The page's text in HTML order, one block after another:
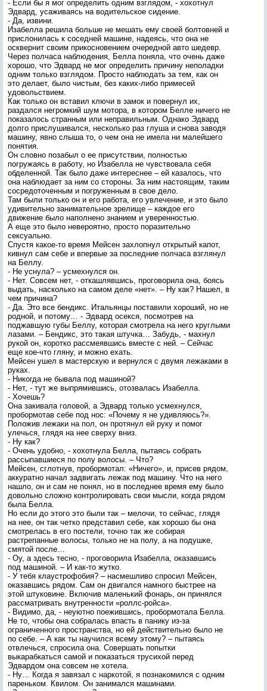
- Если бы я мог определить одним взглядом, - хохотнул
Эдвард, усаживаясь на водительское сидение.
- Да, извини.
Изабелла решила больше не мешать ему своей болтовней и
прислонилась к соседней машине, надеясь, что она не
осквернит своим прикосновением очередной авто шедевр.
Через полчаса наблюдения, Белла поняла, что очень даже
хорошо, что Эдвард не мог определить причину неполадки
одним только взглядом. Просто наблюдать за тем, как он
это делает, было чистым, без каких-либо примесей
удовольствием.
Как только он вставил ключи в замок и повернул их,
раздался негромкий шум мотора, в котором Белле ничего не
показалось странным или неправильным. Однако Эдвард
долго прислушивался, несколько раз глуша и снова заводя
машину, явно слыша то, о чем она не имела ни малейшего
понятия.
Он словно позабыл о ее присутствии, полностью
погружаясь в работу, но Изабелла не чувствовала себя
обделенной. Так было даже интереснее – ей казалось, что
она наблюдает за ним со стороны. За ним настоящим, таким
сосредоточенным и погруженным в свое дело.
Там были только он и его работа, его увлечение, и это было
удивительно занимательное зрелище – каждое его
движение было наполнено знанием и уверенностью.
А еще это было невероятно, просто поразительно
сексуально.
Спустя какое-то время Мейсен захлопнул открытый капот,
кивнул сам себе и впервые за последние полчаса взглянул
на Беллу.
- Не уснула? – усмехнулся он.
- Нет. Совсем нет, - откашлявшись, проговорила она, боясь
выдать, насколько на самом деле «нет». – Ну как? Нашел, в
чем причина?
- Да. Это все бендикс. Итальянцы поставили хороший, но не
родной, и потому… - Эдвард осекся, посмотрев на
поджавшую губы Беллу, которая смотрела на него круглыми
лазами. – Бендикс, это такая штучка… Забудь, - махнул
рукой он, коротко рассмеявшись вместе с ней. – Сейчас
еще кое-что гляну, и можно ехать.
Мейсен ушел в мастерскую и вернулся с двумя лежаками в
руках.
- Никогда не бывала под машиной?
- Нет, - тут же выпрямившись, отозвалась Изабелла.
- Хочешь?
Она закивала головой, а Эдвард только усмехнулся,
пробормотав себе под нос: «Почему я не удивляюсь?».
Положив лежаки на пол, он протянул ей руку и помог
улечься, глядя на нее сверху вниз.
- Ну как?
- Очень удобно, - хохотнула Белла, пытаясь собрать
рассыпавшиеся по полу волосы. – Что?
Мейсен, сглотнув, пробормотал: «Ничего», и, присев рядом,
аккуратно начал задвигать лежак под машину. Что на него
нашло, он и сам не понял, но в последнее время ему было
довольно сложно контролировать свои мысли, когда рядом
была Белла.
Но если до этого это были так – мелочи, то сейчас, глядя
на нее, он так четко представил себе, как хорошо бы она
смотрелась в его постели, точно так же собирая
растрепанные волосы, только не на полу, а на подушке,
смятой после…
- Оу, а здесь тесно, - проговорила Изабелла, оказавшись
под машиной. – И как-то жутко.
- У тебя клаустрофобия? – насмешливо спросил Мейсен,
оказавшись рядом. Сам он двигался намного быстрее на
этой штуковине. Включив маленький фонарь, он принялся
рассматривать внутренности «роллс-ройса».
- Видимо, да, - неуютно поежившись, пробормотала Белла.
Не то, чтобы она собралась впасть в панику из-за
ограниченного пространства, но ей действительно было не
по себе. – А как ты научился всему этому? – пытаясь
отвлечься, спросила она. Совершать попытки
выкарабкаться самой и показаться трусихой перед
Эдвардом она совсем не хотела.
- Ну… Когда я завязал с наркотой, я познакомился с одним
пареньком. Квилом. Он занимался машинами.